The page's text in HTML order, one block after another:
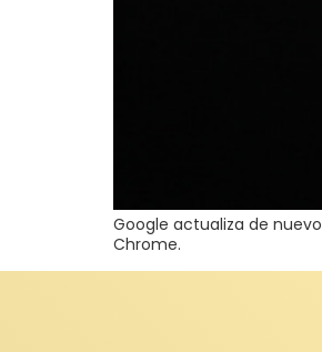
Google actualiza de
Chrome.